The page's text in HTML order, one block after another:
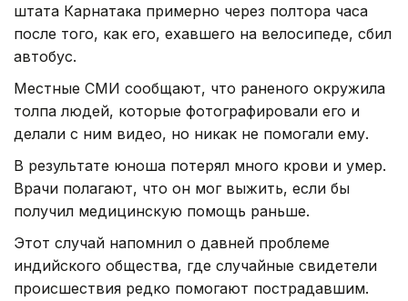
штата Карнатака примерно через полтора часа
после того, как его, ехавшего на велосипеде, сбил
автобус.
Местные СМИ сообщают, что раненого окружила
толпа людей, которые фотографировали его и
делали с ним видео, но никак не помогали ему.
В результате юноша потерял много крови и умер.
Врачи полагают, что он мог выжить, если бы
получил медицинскую помощь раньше.
Этот случай напомнил о давней проблеме
индийского общества, где случайные свидетели
происшествия редко помогают пострадавшим.